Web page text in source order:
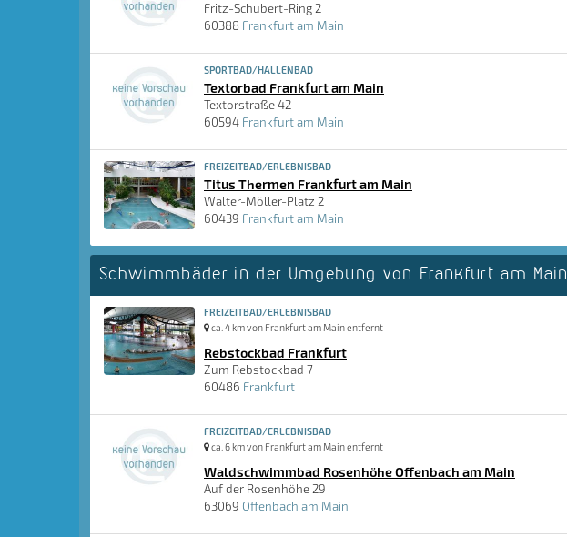
Fritz-Schubert-Ring 2
60388 Frankfurt am Main
SPORTBAD/HALLENBAD
Textorbad Frankfurt am Main
Textorstraße 42
60594 Frankfurt am Main
FREIZEITBAD/ERLEBNISBAD
Titus Thermen Frankfurt am Main
Walter-Möller-Platz 2
60439 Frankfurt am Main
Schwimmbäder in der Umgebung von Frankfurt am Main
FREIZEITBAD/ERLEBNISBAD
ca. 4 km von Frankfurt am Main entfernt
Rebstockbad Frankfurt
Zum Rebstockbad 7
60486 Frankfurt
FREIZEITBAD/ERLEBNISBAD
ca. 6 km von Frankfurt am Main entfernt
Waldschwimmbad Rosenhöhe Offenbach am Main
Auf der Rosenhöhe 29
63069 Offenbach am Main